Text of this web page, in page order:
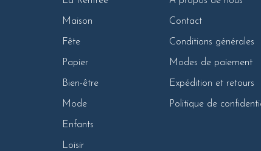
Maison
Fête
Papier
Bien-être
Mode
Enfants
Loisir
Contact
Conditions générales
Modes de paiement
Expédition et retours
Politique de